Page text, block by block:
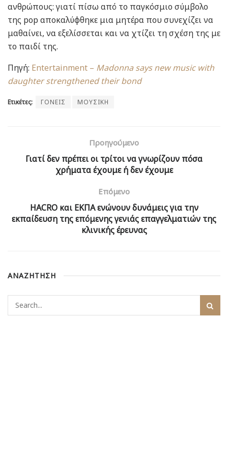
ανθρώπους: γιατί πίσω από το παγκόσμιο σύμβολο
της pop αποκαλύφθηκε μια μητέρα που συνεχίζει να
μαθαίνει, να εξελίσσεται και να χτίζει τη σχέση της με
το παιδί της.
Πηγή: Entertainment – Madonna says new music with
daughter strengthened their bond
Ετικέτες: ΓΟΝΕΙΣ ΜΟΥΣΙΚΗ
Προηγούμενο
Γιατί δεν πρέπει οι τρίτοι να γνωρίζουν πόσα
χρήματα έχουμε ή δεν έχουμε
Επόμενο
HACRO και ΕΚΠΑ ενώνουν δυνάμεις για την
εκπαίδευση της επόμενης γενιάς επαγγελματιών της
κλινικής έρευνας
ΑΝΑΖΗΤΗΣΗ